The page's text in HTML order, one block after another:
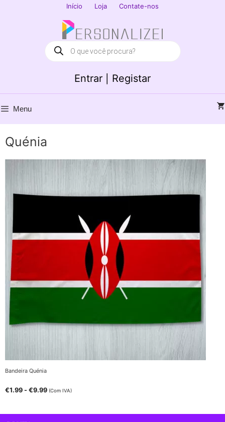
Início Loja Contate-nos
Entrar | Registar
Products
search
Menu
Quénia
Bandeira Quénia
€1.99 - €9.99 (Com IVA)